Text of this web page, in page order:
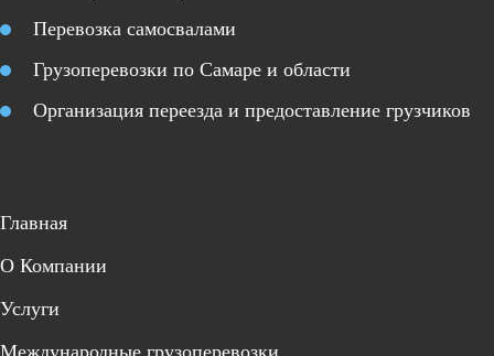
Перевозка самосвалами
Грузоперевозки по Самаре и области
Организация переезда и предоставление грузчиков
Главная
О Компании
Услуги
Международные грузоперевозки